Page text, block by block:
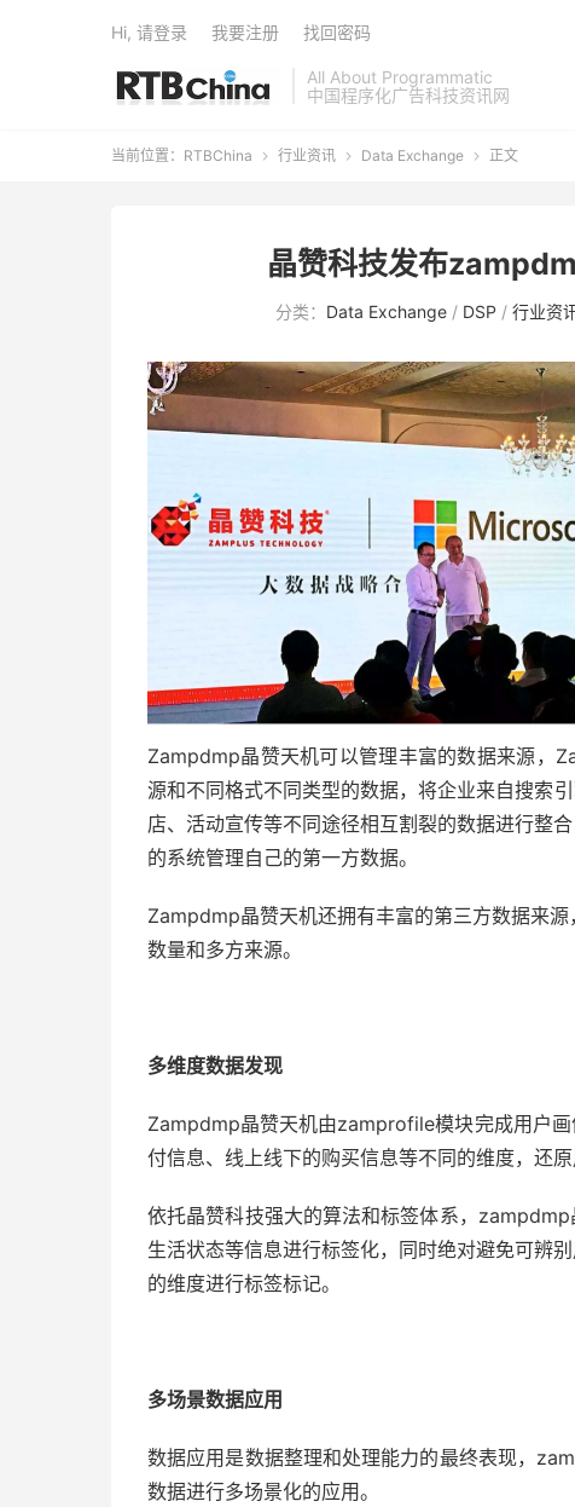
All About Programmatic
中国程序化广告科技资讯网
Hi, 请登录 我要注册 找回密码
当前位置： RTBChina  行业资讯  Data Exchange  正文
晶赞科技发布
分类： Data Exchange/ DSP / 行业资
Zampdmp晶赞天机可以管理丰富的数据来源，
源和不同格式不同类型的数据，将企业来自搜索
店、活动宣传等不同途径相互割裂的数据进行整
的系统管理自己的第一方数据。
Zampdmp晶赞天机还拥有丰富的第三方数据来
数量和多方来源。
多维度数据发现
Zampdmp晶赞天机由zamprofile模块完成用户
付信息、线上线下的购买信息等不同的维度，还原
依托晶赞科技强大的算法和标签体系，zampdmp
生活状态等信息进行标签化，同时绝对避免可辨
的维度进行标签标记。
多场景数据应用
数据应用是数据整理和处理能力的最终表现，
数据进行多场景化的应用。